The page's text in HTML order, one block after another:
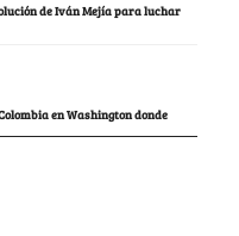
de Iván Mejía para luchar
en Washington donde